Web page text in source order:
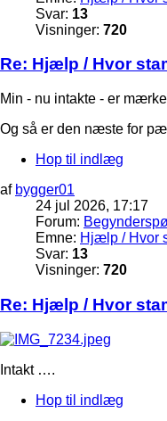
Svar: 13
Visninger: 720
Re: Hjælp / Hvor
Min - nu intakte - er
Og så er den næste for
Hop til indlæg
af bygger01
24 jul 2026, 17:17
Forum:
Emne: Hjælp / Hvor
Svar: 13
Visninger: 720
Re: Hjælp / Hvor
Intakt ….
Hop til indlæg